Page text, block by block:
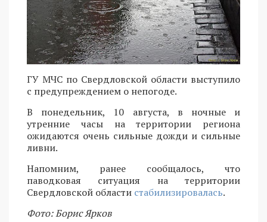
ГУ МЧС по Свердловской области выступило
с предупреждением о непогоде.
В понедельник, 10 августа, в ночные и
утренние часы на территории региона
ожидаются очень сильные дожди и сильные
ливни.
Напомним, ранее сообщалось, что
паводковая ситуация на территории
Свердловской области стабилизировалась.
Фото: Борис Ярков